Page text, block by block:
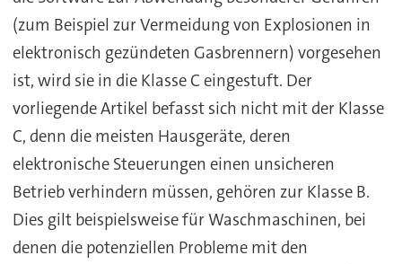
(zum Beispiel zur Vermeidung von Explosionen in
elektronisch gezündeten Gasbrennern) vorgesehen
ist, wird sie in die Klasse C eingestuft. Der
vorliegende Artikel befasst sich nicht mit der Klasse
C, denn die meisten Hausgeräte, deren
elektronische Steuerungen einen unsicheren
Betrieb verhindern müssen, gehören zur Klasse B.
Dies gilt beispielsweise für Waschmaschinen, bei
denen die potenziellen Probleme mit den